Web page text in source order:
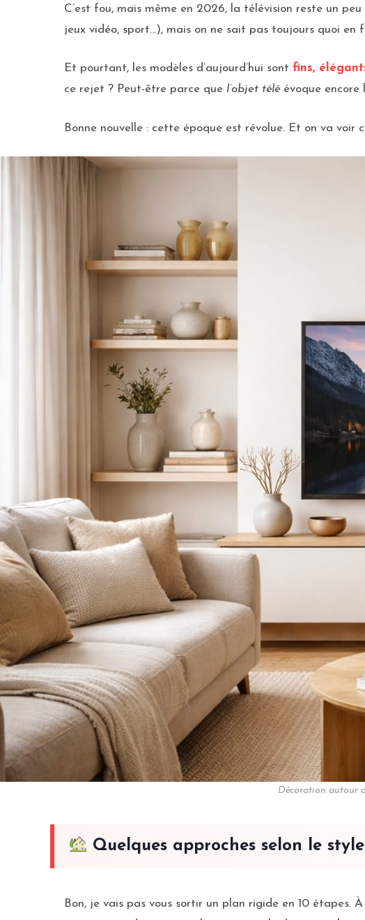
C’est fou, mais même en 2026, la télévision reste un
jeux vidéo, sport…), mais on ne sait pas toujours quoi en
Et pourtant, les modèles d’aujourd’hui sont fins,
ce rejet ? Peut-être parce que l’objet téléévoque encore
Bonne nouvelle : cette époque est révolue. Et on va
Décoration autour
Quelques approches selon le
Bon, je vais pas vous sortir un plan rigide en 10 étapes.